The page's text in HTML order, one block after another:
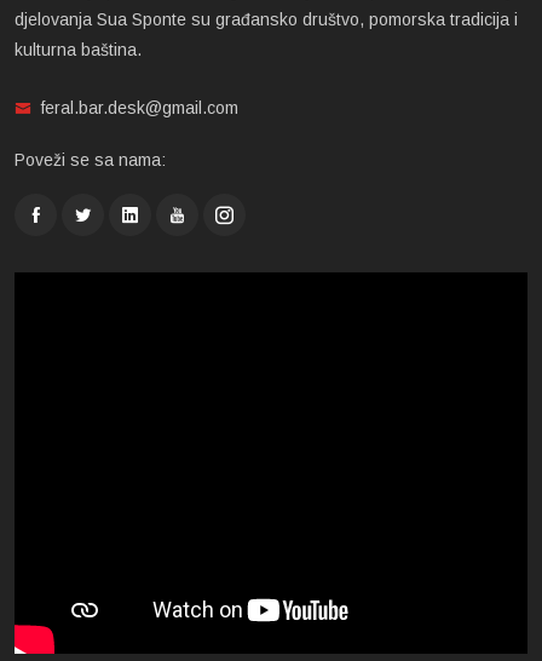
djelovanja Sua Sponte su građansko društvo, pomorska tradicija i
kulturna baština.
feral.bar.desk@gmail.com
Poveži se sa nama: